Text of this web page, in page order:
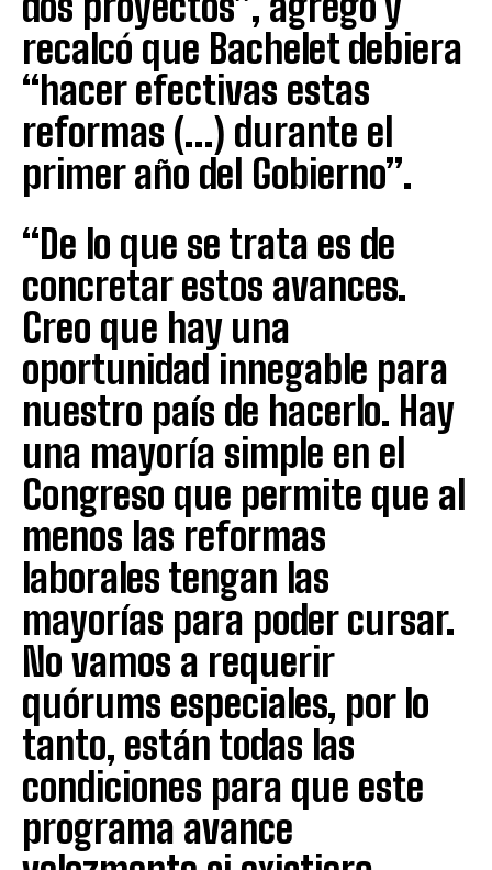
recalcó que Bachelet debiera
“hacer efectivas estas
reformas (…) durante el
primer año del Gobierno”.
“De lo que se trata es de
concretar estos avances.
Creo que hay una
oportunidad innegable para
nuestro país de hacerlo. Hay
una mayoría simple en el
Congreso que permite que al
menos las reformas
laborales tengan las
mayorías para poder cursar.
No vamos a requerir
quórums especiales, por lo
tanto, están todas las
condiciones para que este
programa avance